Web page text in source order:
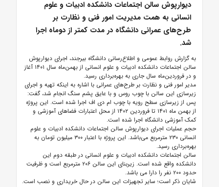
دیوارپوش سالن اجتماعات دانشکده ادبیات و علوم
انسانی به همت مدیریت امور فنی و نظارت بر
طرح‌های عمرانی دانشگاه در مدت کمتر از دوماه اجرا
شد.
به گزارش روابط عمومی و اطلاع‌رسانی دانشگاه بیرجند، اجرای دیوارپوش
سالن اجتماعات دانشکده ادبیات و علوم انسانی از بهمن‌ماه سال ۱۴۰۱ آغاز
و در فروردین‌ماه سال جاری به بهره‌برداری رسید.
مدیر امور فنی و نظارت بر طرح‌های عمرانی با اشاره به اینکه تهیه و اجرای
زیرسازی این سالن با چوب روس و با عایق پشم سنگ انجام شد، گفت:
پس از زیرسازی سطح رویه با چوب ام دی اف اجرا شده است. این پروژه
از بهمن ماه ۱۴۰۱ تا فروردین ۱۴۰۲ از محل اعتبارات فضاهای آموزشی و
کمک آموزشی دانشگاه اجرا شده است.
حجم عملیات اجرای دیوارپوش سالن اجتماعات دانشکده ادبیات و علوم
انسانی ۲۳۰ مترمربع می‌باشد. این پروژه با اعتبار ۳۰۰ میلیون تومان به
بهره‌برداری رسید.
سالن اجتماعات دانشکده ادبیات و علوم انسانی در طبقه دوم این
دانشکده واقع شده است. زیربنای این سالن ۲۰۶ مترمربع است و ظرفیت
حدود ۲۰۰ نفر را دارا می باشد.
شایان ذکر است؛ سایر تجهیزات این سالن در حال خریداری و نصب است.